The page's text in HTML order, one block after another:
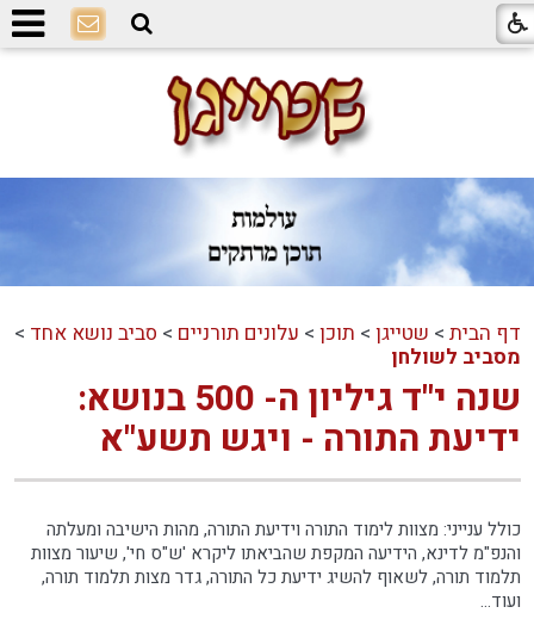
דף הבית > שטייגן > תוכן > עלונים תורניים > סביב נושא אחד >
מסביב לשולחן
שנה י"ד גיליון ה- 500 בנושא:
ידיעת התורה - ויגש תשע"א
כולל ענייני: מצוות לימוד התורה וידיעת התורה, מהות הישיבה ומעלתה
והנפ"מ לדינא, הידיעה המקפת שהביאתו ליקרא 'ש"ס חי', שיעור מצוות
תלמוד תורה, לשאוף להשיג ידיעת כל התורה, גדר מצות תלמוד תורה,
ועוד...